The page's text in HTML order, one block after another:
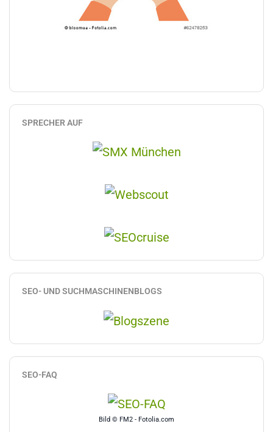
SPRECHER AUF
SEO- UND SUCHMASCHINENBLOGS
SEO-FAQ
Bild © FM2 - Fotolia.com